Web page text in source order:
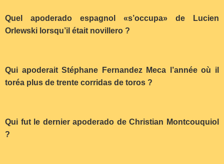
Quel apoderado espagnol «s’occupa» de Lucien
Orlewski lorsqu’il était novillero ?
Qui apoderait Stéphane Fernandez Meca l’année où il
toréa plus de trente corridas de toros ?
Qui fut le dernier apoderado de Christian Montcouquiol
?